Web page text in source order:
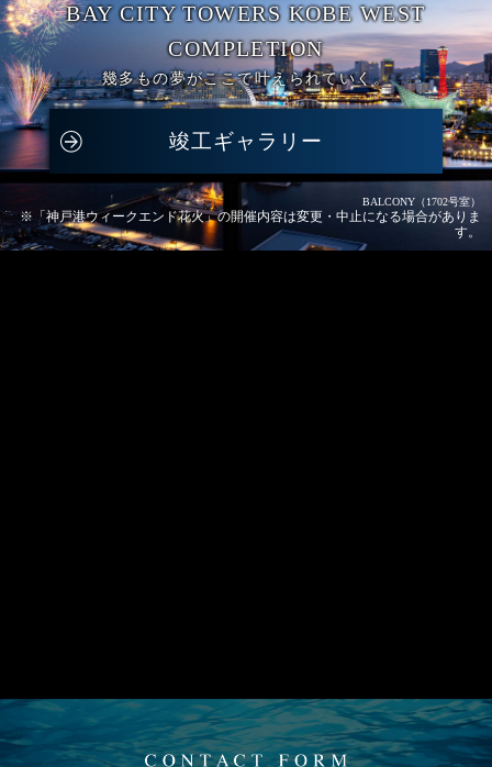
BAY CITY TOWERS KOBE WEST
COMPLETION
幾多もの夢がここで叶えられていく。
竣工ギャラリー
BALCONY（1702号室）
※「神戸港ウィークエンド花火」の開催内容は変更・中止になる場合がありま
す。